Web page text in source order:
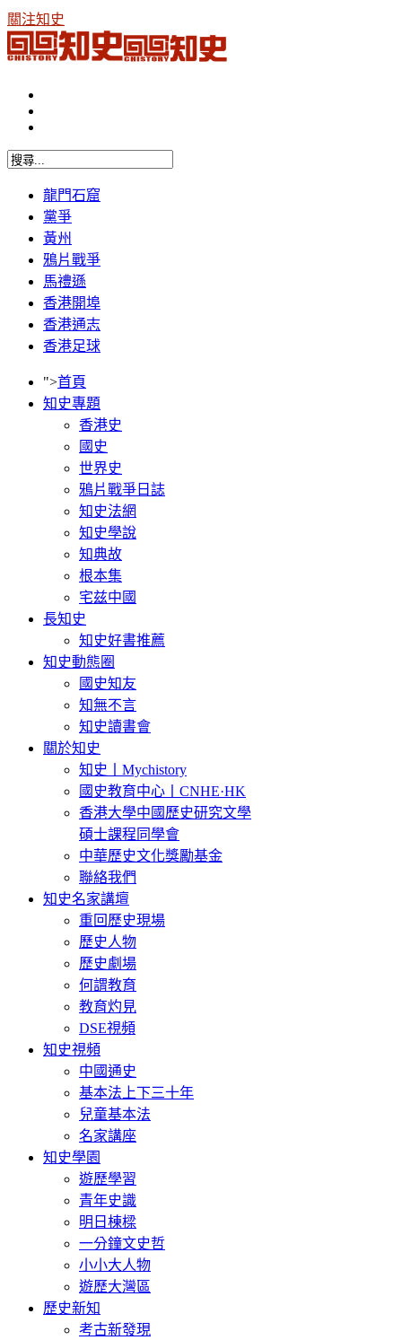
關注知史
龍門石窟
黨爭
黃州
鴉片戰爭
馬禮遜
香港開埠
香港通志
香港足球
">首頁
知史專題
香港史
國史
世界史
鴉片戰爭日誌
知史法網
知史學說
知典故
根本集
宅兹中國
長知史
知史好書推薦
知史動態圈
國史知友
知無不言
知史讀書會
關於知史
知史丨Mychistory
國史教育中心丨CNHE·HK
香港大學中國歷史研究文學
碩士課程同學會
中華歷史文化獎勵基金
聯絡我們
知史名家講壇
重回歷史現場
歷史人物
歷史劇場
何謂教育
教育灼見
DSE視頻
知史視頻
中國通史
基本法上下三十年
兒童基本法
名家講座
知史學園
遊歷學習
青年史識
明日棟樑
一分鐘文史哲
小小大人物
遊歷大灣區
歷史新知
考古新發現